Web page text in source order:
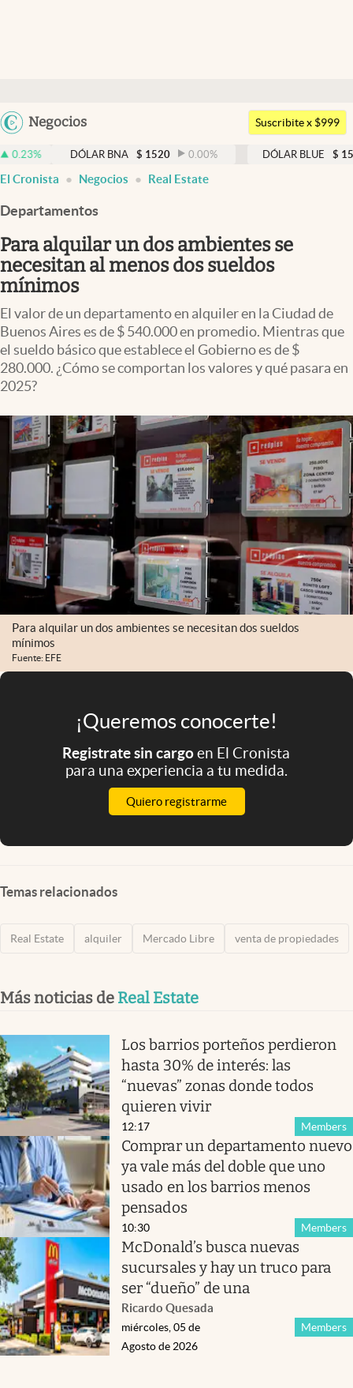
Argentina
Negocios
Members
Economía y Política
Finanzas y Mercados
Mercados Online
Negocios
Columnistas
Apertura
Infotechnology
Clase
Clima
Mundial 2026
Eventos Corporativos
El Cronista Studio
Mediakit
abre en nueva pestaña
Argentina
Suscribite x $999
DÓLAR BNA $ 1520 0.00% DÓLAR BLUE $ 1530 -
El Cronista Negocios Real Estate
Departamentos
Para alquilar un dos ambientes se
necesitan al menos dos sueldos
mínimos
El valor de un departamento en alquiler en la Ciudad de
Buenos Aires es de $ 540.000 en promedio. Mientras que
el sueldo básico que establece el Gobierno es de $
280.000. ¿Cómo se comportan los valores y qué pasara en
2025?
Para alquilar un dos ambientes se necesitan dos sueldos
mínimos
Fuente: EFE
¡Queremos conocerte!
Registrate sin cargoen El Cronista
para una experiencia a tu medida.
Quiero registrarme
Temas relacionados
Real Estate alquiler Mercado Libre venta de propiedades
Más noticias de Real Estate
Los barrios porteños perdieron
hasta 30% de interés: las
“nuevas” zonas donde todos
quieren vivir
Members
12:17
Comprar un departamento nuevo
ya vale más del doble que uno
usado en los barrios menos
pensados
Members
10:30
McDonald’s busca nuevas
sucursales y hay un truco para
ser “dueño” de una
Ricardo Quesada
Members
miércoles, 05 de
Agosto de 2026